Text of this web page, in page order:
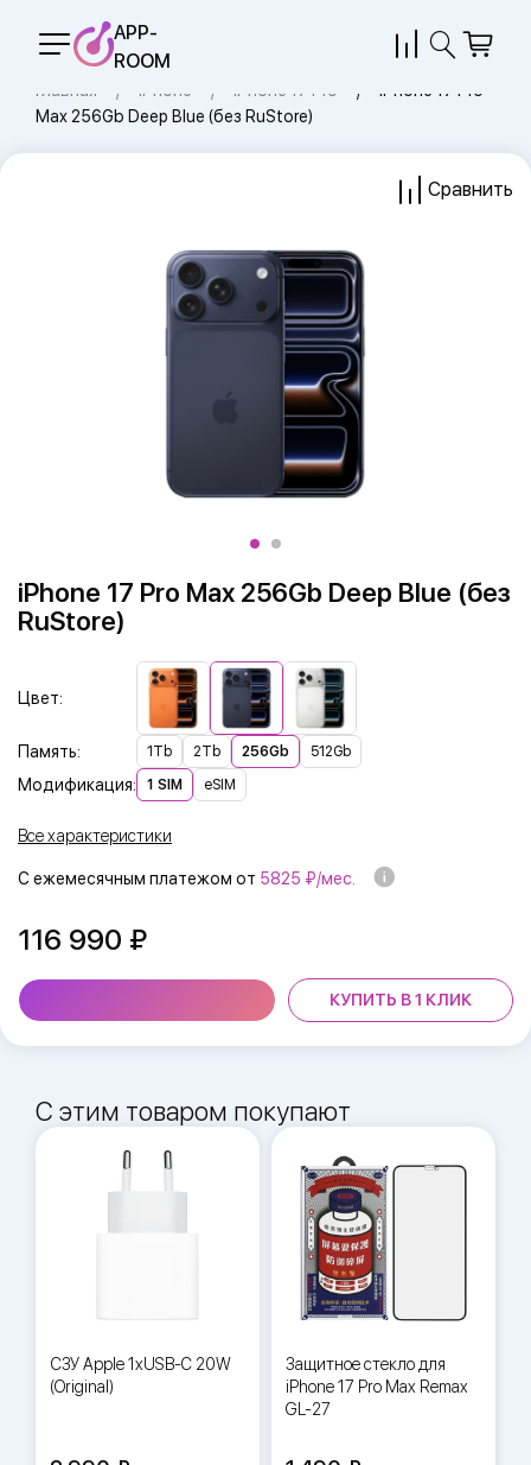
APP-
ROOM
Главная iPhone iPhone 17 Pro
iPhone 17 Pro
Max 256Gb Deep Blue (без RuStore)
iPhone 17 Pro Max 256Gb Deep Blue (без
RuStore)
Сравнить
Цвет:
Память: 1Tb 2Tb 256Gb 512Gb
Модификация: 1 SIM eSIM
Все характеристики
С ежемесячным платежом от 5825 ₽/мес.
116 990
КУПИТЬ В 1 КЛИК
С этим товаром покупают
СЗУ Apple 1xUSB-C 20W
(Original)
Защитное стекло для
iPhone 17 Pro Max Remax
GL-27